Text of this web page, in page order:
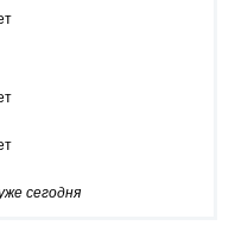
сегодня